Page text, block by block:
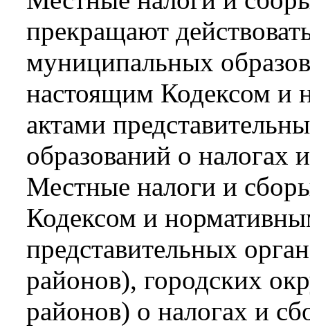
прекращают
муниципальных
настоящим Кодексом и
актами
образований о налогах
Местные налоги и
Кодексом и
представительных
районов), городских
районов) о налогах и